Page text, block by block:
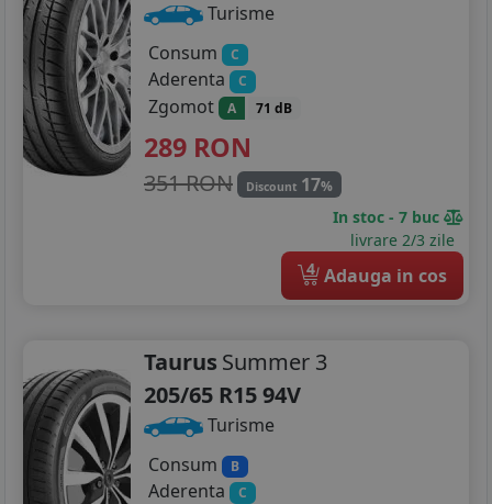
225/55R17
205/40R18
215/45R18
225/40R18
205/55R19
235/35R19
235/40R19
Turisme
Consum
C
Aderenta C
Zgomot A 71 dB
289 RON
351 RON Discount 17%
In stoc - 7 buc
livrare 2/3 zile
4 Adauga in cos
Taurus Summer 3
205/65 R15 94V
Turisme
Consum
B
Aderenta C